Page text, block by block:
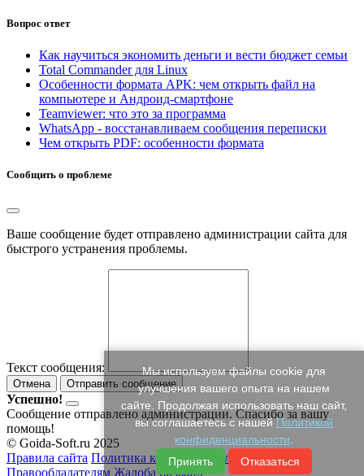
Вопрос ответ
Как научиться экономить деньги и вести бюджет семьи
Total Commander для Linux
Особенности формата APK: чем открыть файл на
компьютере и Андроид-смартфоне
Teamviewer: что это за программа
WhatsApp - восстанавливаем сообщения переписки
Чем открыть PDF: особенности формата
Сообщить о проблеме
Ваше сообщение будет отправлено администрации сайта для
быстрого устранения проблемы.
Текст сообщения:
Отмена Отправить сообщение
Успешно!
Сообщение отправлено администрации. Спасибо за вашу
помощь!
© Goida-Soft.ru 2025
Правила сайта Политика конфиденциальности
Правообладателям Жалоба на файл
Мы используем файлы cookie для
улучшения вашего опыта на нашем
сайте. Продолжая использовать наш сайт,
вы соглашаетесь с нашейПолитикой
конфиденциальности
Принять
Отказаться